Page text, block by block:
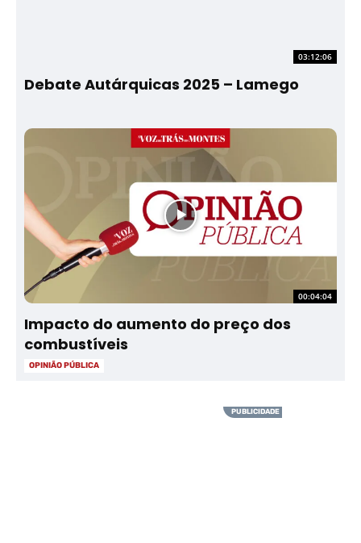
03:12:06
Debate Autárquicas 2025 – Lamego
00:04:04
Impacto do aumento do preço dos
combustíveis
OPINIÃO PÚBLICA